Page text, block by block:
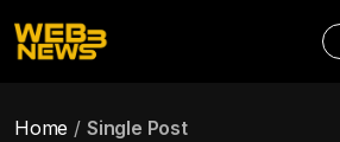
Home Single Post